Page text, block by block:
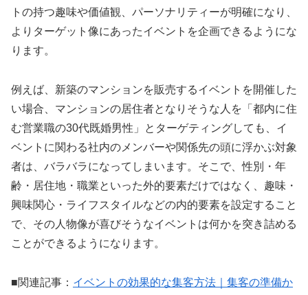
トの持つ趣味や価値観、パーソナリティーが明確になり、
よりターゲット像にあったイベントを企画できるようにな
ります。
例えば、新築のマンションを販売するイベントを開催した
い場合、マンションの居住者となりそうな人を「都内に住
む営業職の30代既婚男性」とターゲティングしても、イ
ベントに関わる社内のメンバーや関係先の頭に浮かぶ対象
者は、バラバラになってしまいます。そこで、性別・年
齢・居住地・職業といった外的要素だけではなく、趣味・
興味関心・ライフスタイルなどの内的要素を設定すること
で、その人物像が喜びそうなイベントは何かを突き詰める
ことができるようになります。
■関連記事： イベントの効果的な集客方法｜集客の準備か